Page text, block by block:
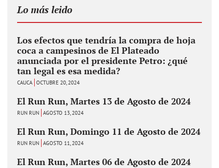
Lo más leido
Los efectos que tendría la compra de hoja
coca a campesinos de El Plateado
anunciada por el presidente Petro: ¿qué
tan legal es esa medida?
CAUCA OCTUBRE 20, 2024
El Run Run, Martes 13 de Agosto de 2024
RUN RUN AGOSTO 13, 2024
El Run Run, Domingo 11 de Agosto de 2024
RUN RUN AGOSTO 11, 2024
El Run Run, Martes 06 de Agosto de 2024